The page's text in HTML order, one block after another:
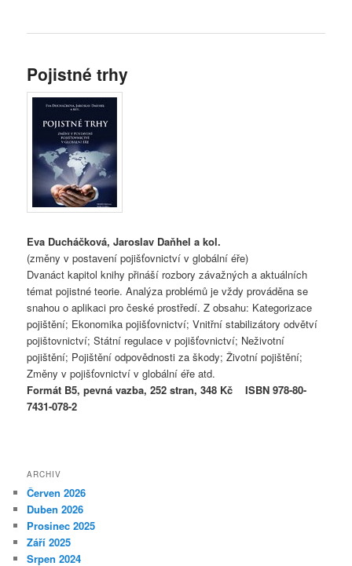
Pojistné trhy
Eva Ducháčková, Jaroslav Daňhel a kol.
(změny v postavení pojišťovnictví v globální éře)
Dvanáct kapitol knihy přináší rozbory závažných a aktuálních
témat pojistné teorie. Analýza problémů je vždy prováděna se
snahou o aplikaci pro české prostředí. Z obsahu: Kategorizace
pojištění; Ekonomika pojišťovnictví; Vnitřní stabilizátory odvětví
pojištovnictví; Státní regulace v pojišťovnictví; Neživotní
pojištění; Pojištění odpovědnosti za škody; Životní pojištění;
Změny v pojišťovnictví v globální éře atd.
Formát B5, pevná vazba, 252 stran, 348 Kč ISBN 978-80-
7431-078-2
ARCHIV
Červen 2026
Duben 2026
Prosinec 2025
Září 2025
Srpen 2024